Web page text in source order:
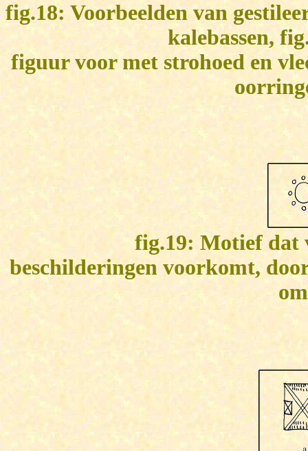
fig.18: Voorbeelden van
kalebassen,
figuur voor met strohoed en
fig.19: Motief dat
beschilderingen voorkomt,